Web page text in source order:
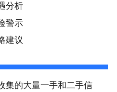
分析
警示
建议
集的大量一手和二手信